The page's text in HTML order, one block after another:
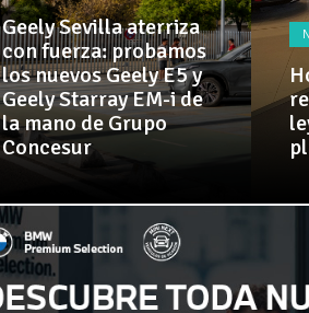
Geely Sevilla aterriza
con fuerza: probamos
los nuevos Geely E5 y
Geely Starray EM-i de
la mano de Grupo
Concesur